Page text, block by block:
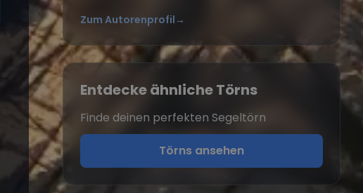
Zum Autorenprofil →
Entdecke ähnliche Törns
Finde deinen perfekten Segeltörn
Törns ansehen